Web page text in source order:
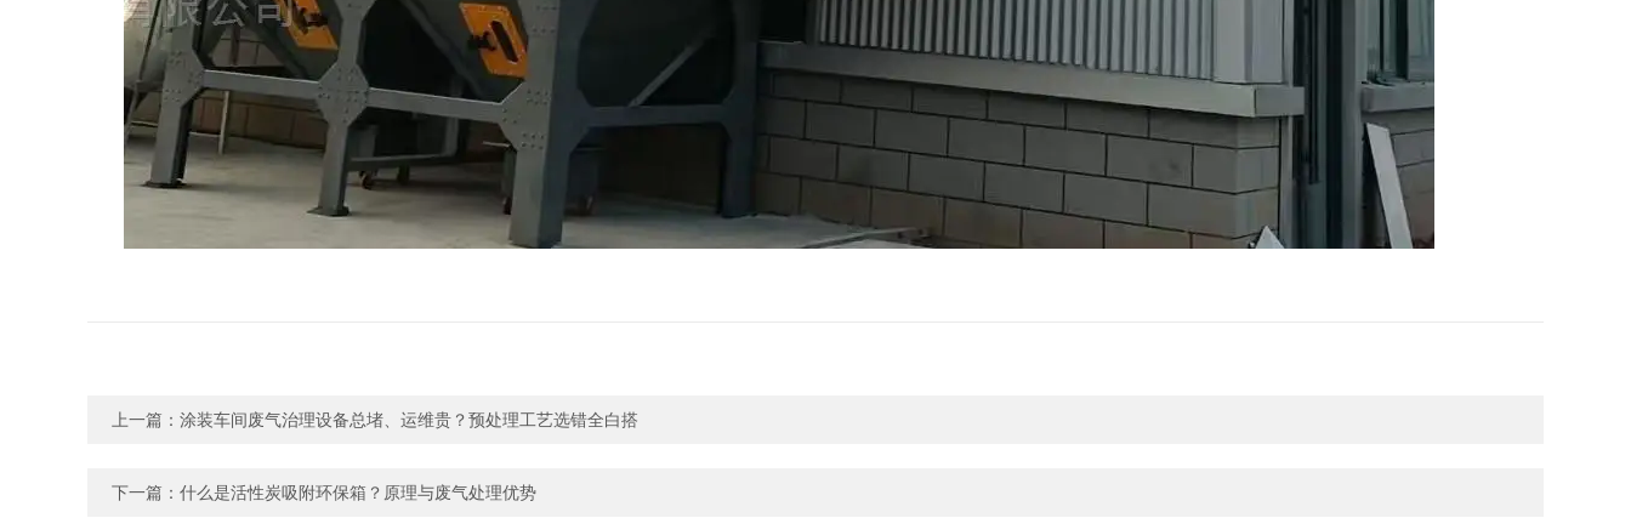
上一篇： 涂装车间废气治理设备总堵、运维贵？预处理工艺选错全白搭
下一篇： 什么是活性炭吸附环保箱？原理与废气处理优势